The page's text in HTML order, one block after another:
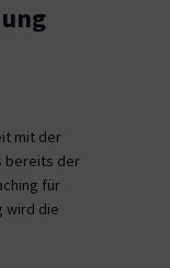
mit der
bereits der
für
wird die